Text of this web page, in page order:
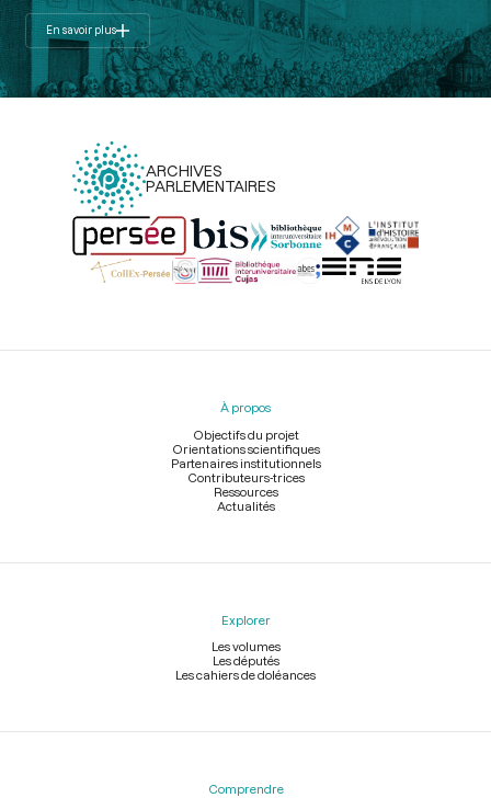
En savoir plus
ARCHIVES
PARLEMENTAIRES
Menu
À propos
Objectifs du projet
Orientations scientifiques
Partenaires institutionnels
Contributeurs-trices
Ressources
Actualités
Explorer
Les volumes
Les députés
Les cahiers de doléances
Comprendre